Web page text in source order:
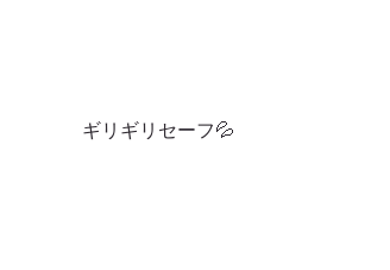
ギリギリセーフ💦